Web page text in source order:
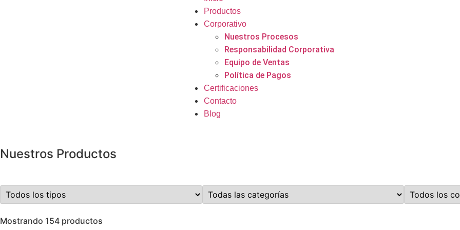
Productos
Corporativo
Nuestros Procesos
Responsabilidad Corporativa
Equipo de Ventas
Política de Pagos
Certificaciones
Contacto
Blog
Nuestros Productos
Mostrando 154 productos